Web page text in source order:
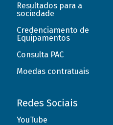
Resultados para a
sociedade
Credenciamento de
Equipamentos
Consulta PAC
Moedas contratuais
Redes Sociais
YouTube